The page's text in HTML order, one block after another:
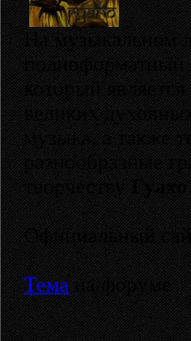
На музыкальном
который
великих
музыка, а также
разнообразные
творчествуГуахо
Официальный
Темана форуме